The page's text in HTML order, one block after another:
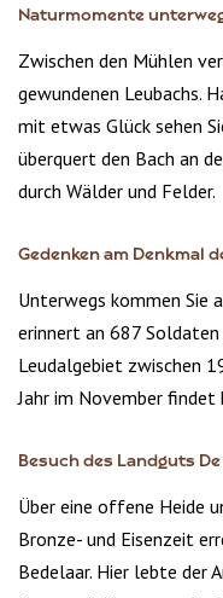
Naturmomente
Zwischen den Mühlen
gewundenen Leubachs.
mit etwas Glück sehen
überquert den Bach an
durch Wälder und Felder.
Gedenken am Denkmal
Unterwegs kommen Sie
erinnert an 687
Leudalgebiet zwischen
Jahr im November
Besuch des Landguts
Über eine offene Heide
Bronze- und Eisenzeit
Bedelaar. Hier lebte der